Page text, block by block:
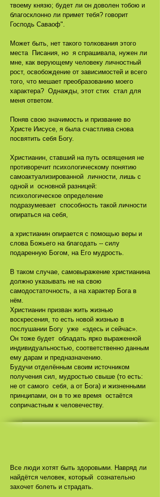
твоему князю; будет ли он доволен тобою и
благосклонно ли примет тебя? говорит
Господь Саваоф".
Может быть, нет такого толкования этого
места Писания, но я спрашивала, нужен ли
мне, как верующему человеку личностный
рост, освобождение от зависимостей и всего
того, что мешает преобразованию моего
характера? Однажды, этот стих стал для
меня ответом.
Поняв свою значимость и призвание во
Христе Иисусе, я была счастлива снова
посвятить себя Богу.
Христианин, ставший на путь освящения не
противоречит психологическому понятию
самоактуализированной личности, лишь с
одной и основной разницей:
психологическое определение
подразумевает способность такой личности
опираться на себя,
а христианин опирается с помощью веры и
слова Божьего на благодать -- силу
подаренную Богом, на Его мудрость.
В таком случае, самовыражение христианина
должно указывать не на свою
самодостаточность, а на характер Бога в
нём.
Христианин призван жить жизнью
воскресения, то есть новой жизнью в
послушании Богу уже «здесь и сейчас».
Он тоже будет обладать ярко выраженной
индивидуальностью, соответственно данным
ему дарам и предназначению.
Будучи отделённым своим источником
получения сил, мудростью свыше (то есть:
не от самого себя, а от Бога) и жизненными
принципами, он в то же время остаётся
сопричастным к человечеству.
Все люди хотят быть здоровыми. Навряд ли
найдётся человек, который сознательно
захочет болеть и страдать.